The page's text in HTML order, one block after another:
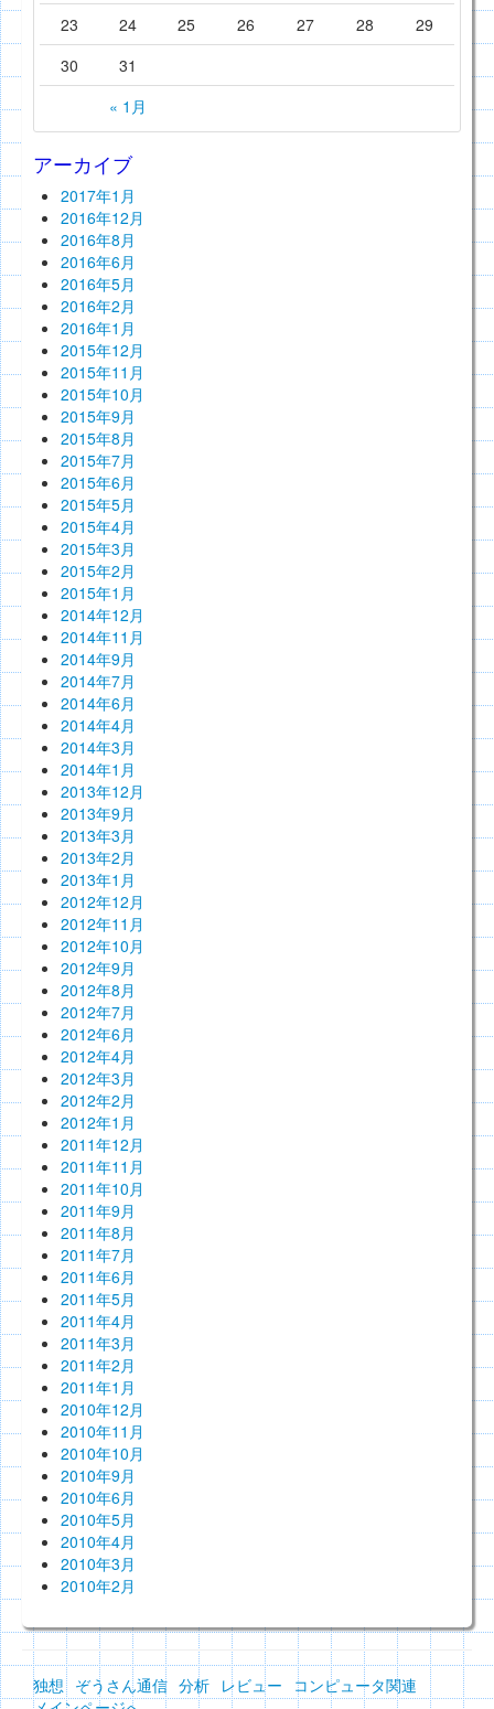
« 1月
23
24 25 26 27 28
29
30
31
アーカイブ
2017年1月
2016年12月
2016年8月
2016年6月
2016年5月
2016年2月
2016年1月
2015年12月
2015年11月
2015年10月
2015年9月
2015年8月
2015年7月
2015年6月
2015年5月
2015年4月
2015年3月
2015年2月
2015年1月
2014年12月
2014年11月
2014年9月
2014年7月
2014年6月
2014年4月
2014年3月
2014年1月
2013年12月
2013年9月
2013年3月
2013年2月
2013年1月
2012年12月
2012年11月
2012年10月
2012年9月
2012年8月
2012年7月
2012年6月
2012年4月
2012年3月
2012年2月
2012年1月
2011年12月
2011年11月
2011年10月
2011年9月
2011年8月
2011年7月
2011年6月
2011年5月
2011年4月
2011年3月
2011年2月
2011年1月
2010年12月
2010年11月
2010年10月
2010年9月
2010年6月
2010年5月
2010年4月
2010年3月
2010年2月
独想 ぞうさん通信 分析 レビュー
コンピュータ関連